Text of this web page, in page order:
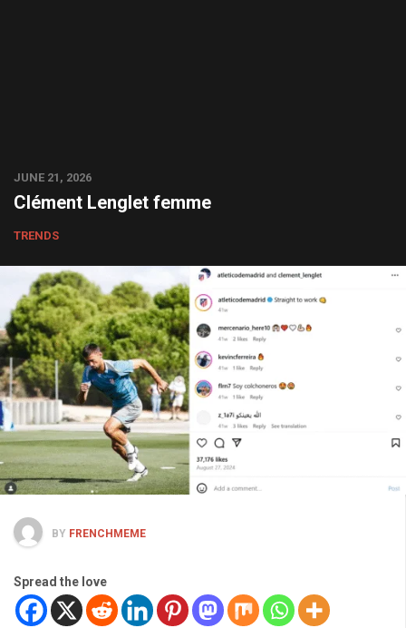
JUNE 21, 2026
Clément Lenglet femme
TRENDS
BY FRENCHMEME
Spread the love